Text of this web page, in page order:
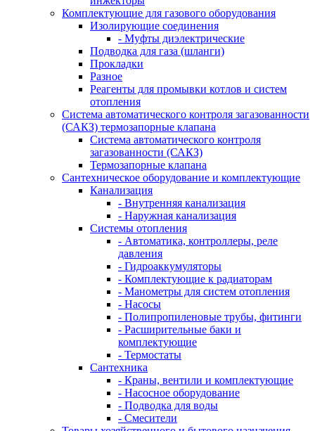
Комплектующие для газового оборудования
Изолирующие соединения
- Муфты диэлектрические
Подводка для газа (шланги)
Прокладки
Разное
Реагенты для промывки котлов и систем
отопления
Система автоматического контроля загазованности
(САКЗ) термозапорные клапана
Система автоматического контроля
загазованности (САКЗ)
Термозапорные клапана
Сантехническое оборудование и комплектующие
Канализация
- Внутренняя канализация
- Наружная канализация
Системы отопления
- Автоматика, контроллеры, реле
давления
- Гидроаккумуляторы
- Комплектующие к радиаторам
- Манометры для систем отопления
- Насосы
- Полипропиленовые трубы, фитинги
- Расширительные баки и
комплектующие
- Термостаты
Сантехника
- Краны, вентили и комплектующие
- Насосное оборудование
- Подводка для воды
- Смесители